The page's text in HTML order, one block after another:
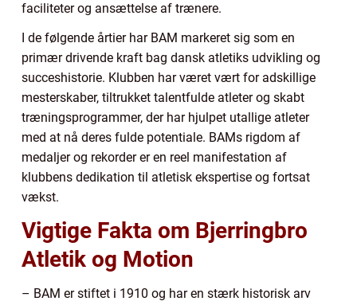
faciliteter og ansættelse af trænere.
I de følgende årtier har BAM markeret sig som en
primær drivende kraft bag dansk atletiks udvikling og
succeshistorie. Klubben har været vært for adskillige
mesterskaber, tiltrukket talentfulde atleter og skabt
træningsprogrammer, der har hjulpet utallige atleter
med at nå deres fulde potentiale. BAMs rigdom af
medaljer og rekorder er en reel manifestation af
klubbens dedikation til atletisk ekspertise og fortsat
vækst.
Vigtige Fakta om Bjerringbro
Atletik og Motion
– BAM er stiftet i 1910 og har en stærk historisk arv